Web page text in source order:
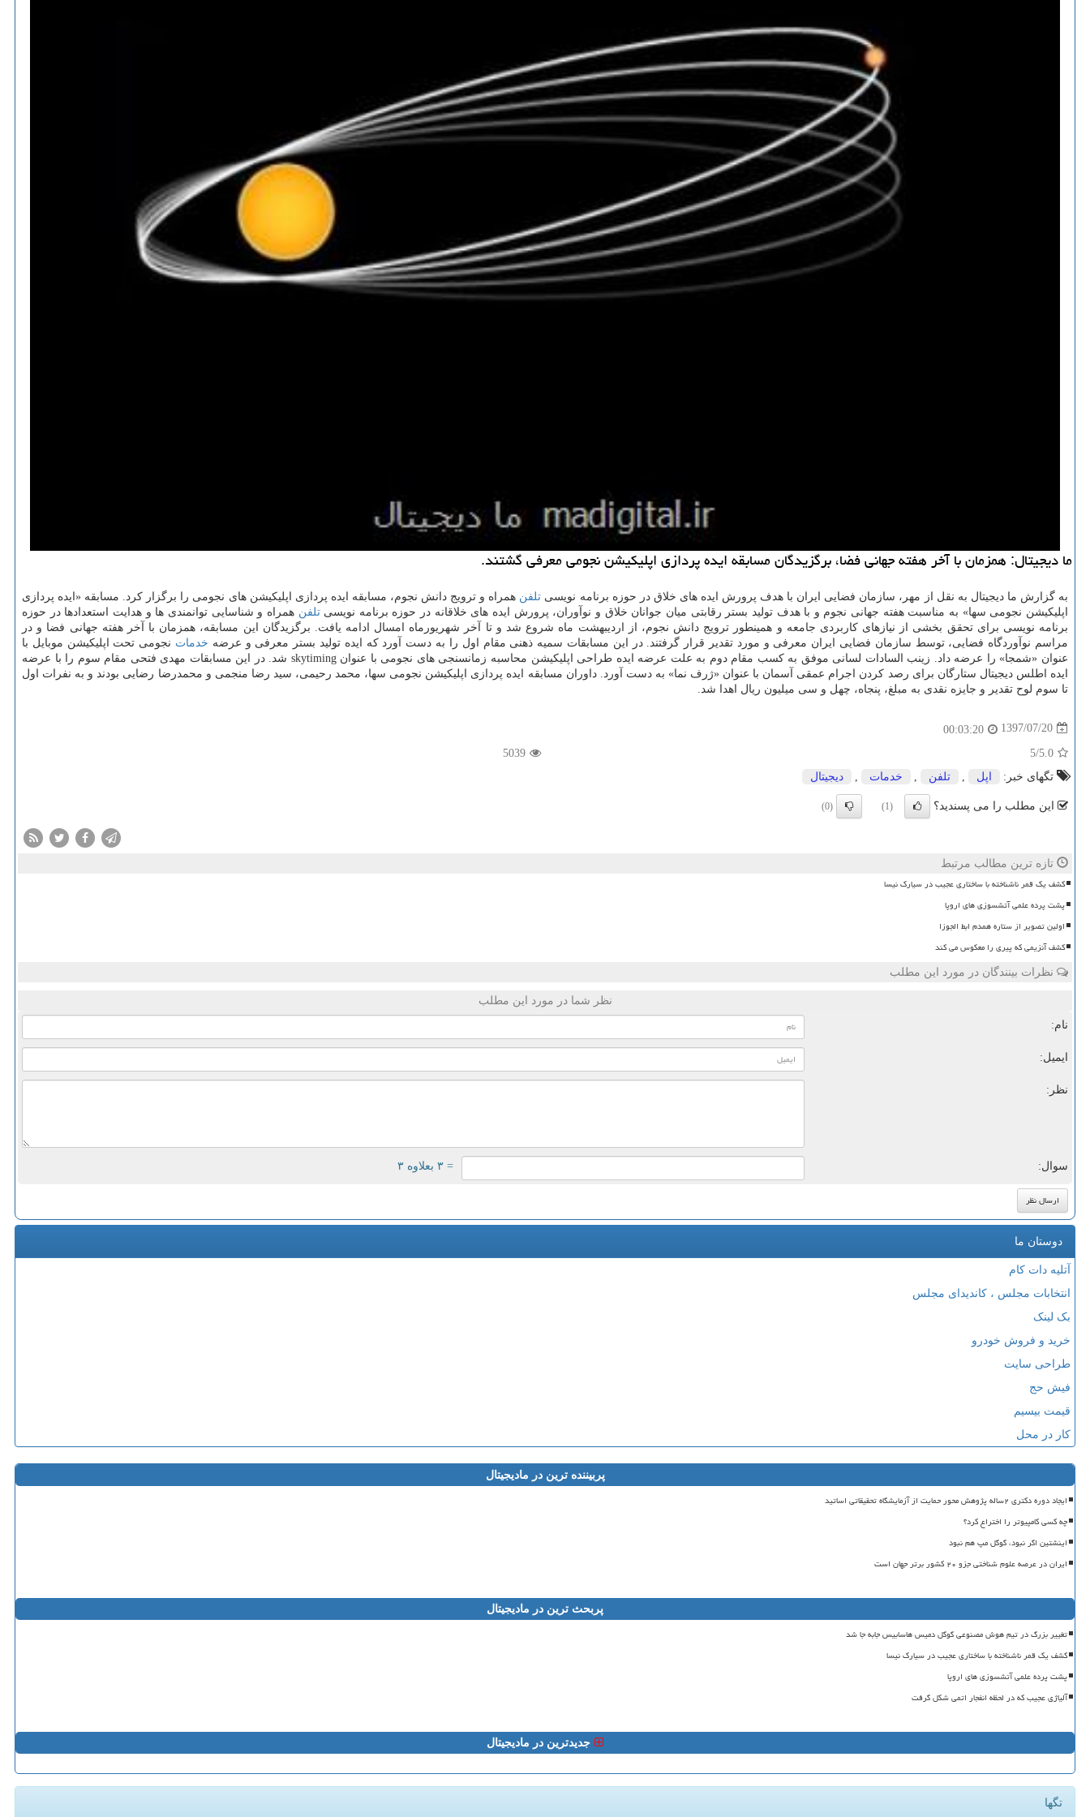
ما دیجیتال: همزمان با آخر هفته جهانی فضا، برگزیدگان مسابقه ایده پردازی اپلیكیشن نجومی معرفی گشتند.
به گزارش ما دیجیتال به نقل از مهر، سازمان فضایی ایران با هدف پرورش ایده های خلاق در حوزه برنامه نویسی تلفن همراه و ترویج دانش نجوم، مسابقه ایده پردازی اپلیكیشن های نجومی را برگزار كرد. مسابقه «ایده پردازی
اپلیكیشن نجومی سها» به مناسبت هفته جهانی نجوم و با هدف تولید بستر رقابتی میان جوانان خلاق و نوآوران، پرورش ایده های خلاقانه در حوزه برنامه نویسیتلفن همراه و شناسایی توانمندی ها و هدایت استعدادها در حوزه
برنامه نویسی برای تحقق بخشی از نیازهای كاربردی جامعه و همینطور ترویج دانش نجوم، از اردیبهشت ماه شروع شد و تا آخر شهریورماه امسال ادامه یافت. برگزیدگان این مسابقه، همزمان با آخر هفته جهانی فضا و در
مراسم نوآوردگاه فضایی، توسط سازمان فضایی ایران معرفی و مورد تقدیر قرار گرفتند. در این مسابقات سمیه ذهنی مقام اول را به دست آورد كه ایده تولید بستر معرفی و عرضه خدمات نجومی تحت اپلیكیشن موبایل با
عنوان «شمجا» را عرضه داد. زینب السادات لسانی موفق به كسب مقام دوم به علت عرضه ایده طراحی اپلیكیشن محاسبه زمانسنجی های نجومی با عنوان skytiming شد. در این مسابقات مهدی فتحی مقام سوم را با عرضه
ایده اطلس دیجیتال ستارگان برای رصد كردن اجرام عمقی آسمان با عنوان «ژرف نما» به دست آورد. داوران مسابقه ایده پردازی اپلیكیشن نجومی سها، محمد رحیمی، سید رضا منجمی و محمدرضا رضایی بودند و به نفرات اول
تا سوم لوح تقدیر و جایزه نقدی به مبلغ، پنجاه، چهل و سی میلیون ریال اهدا شد.
1397/07/20
00:03:20
5.0
/5
5039
تگهای خبر:
اپل تلفن خدمات دیجیتال
این مطلب را می پسندید؟ (1)
(0)
تازه ترین مطالب مرتبط
کشف یک قمر ناشناخته با ساختاری عجیب در سیارک نیسا
پشت پرده علمی آتشسوزی های اروپا
اولین تصویر از ستاره همدم ابط الجوزا
کشف آنزیمی که پیری را معکوس می کند
نظرات بینندگان در مورد این مطلب
نظر شما در مورد این مطلب
نام:
ایمیل:
نظر:
سوال: = ۳ بعلاوه ۳
دوستان ما
آتلیه دات کام
انتخابات مجلس ، کاندیدای مجلس
بک لینک
خرید و فروش خودرو
طراحی سایت
فیش حج
قیمت بیسیم
کار در محل
پربیننده ترین در مادیجیتال
ایجاد دوره دکتری ۲ساله پژوهش محور حمایت از آزمایشگاه تحقیقاتی اساتید
چه کسی کامپیوتر را اختراع کرد؟
اینشتین اگر نبود، گوگل مپ هم نبود
ایران در عرصه علوم شناختی جزو ۲۰ کشور برتر جهان است
پربحث ترین در مادیجیتال
تغییر بزرگ در تیم هوش مصنوعی گوگل دمیس هاسابیس جابه جا شد
کشف یک قمر ناشناخته با ساختاری عجیب در سیارک نیسا
پشت پرده علمی آتشسوزی های اروپا
آلیاژی عجیب که در لحظه انفجار اتمی شکل گرفت
جدیدترین در مادیجیتال
تگها